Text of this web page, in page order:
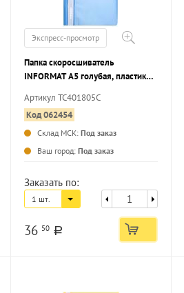
Экспресс-просмотр
Папка скоросшиватель
INFORMAT А5 голубая, пластик
Артикул TC401805C
Код 062454
Склад МСК: Под заказ
Ваш город: Под заказ
Заказать по:
1 шт.
36 50 a